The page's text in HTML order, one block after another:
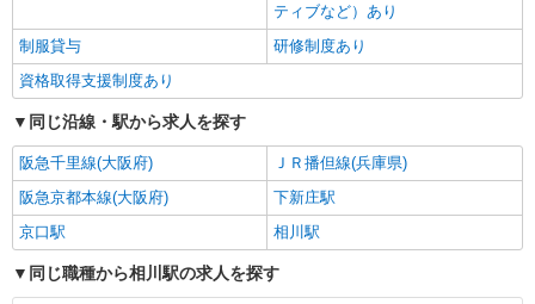
ティブなど）あり
制服貸与
研修制度あり
資格取得支援制度あり
同じ沿線・駅から求人を探す
阪急千里線(大阪府)
ＪＲ播但線(兵庫県)
阪急京都本線(大阪府)
下新庄駅
京口駅
相川駅
同じ職種から相川駅の求人を探す